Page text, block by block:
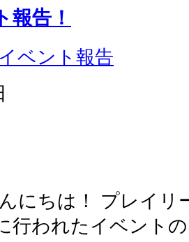
報告！
イベント報告
にちは！ プレイリ
行われたイベント